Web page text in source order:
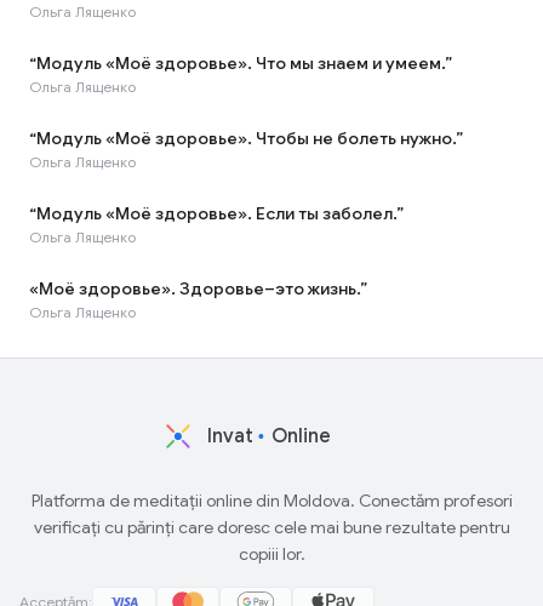
Ольга Лященко
“Модуль «Моё здоровье». Что мы знаем и умеем.”
Ольга Лященко
“Модуль «Моё здоровье». Чтобы не болеть нужно.”
Ольга Лященко
“Модуль «Моё здоровье». Если ты заболел.”
Ольга Лященко
«Моё здоровье». Здоровье–это жизнь.”
Ольга Лященко
Invat Online
Platforma de meditații online din Moldova. Conectăm profesori
verificați cu părinți care doresc cele mai bune rezultate pentru
copiii lor.
Acceptăm: